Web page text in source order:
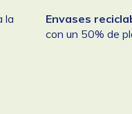
la
Envases
con un 50% de